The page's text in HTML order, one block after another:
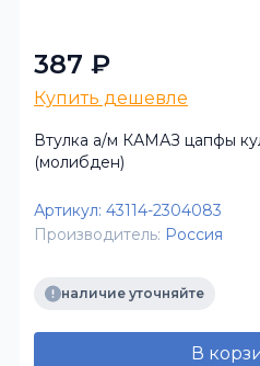
387 ₽
Купить дешевле
Втулка а/м КАМАЗ цапфы
(молибден)
Артикул: 43114-2304083
Производитель: Россия
наличие уточняйте
В